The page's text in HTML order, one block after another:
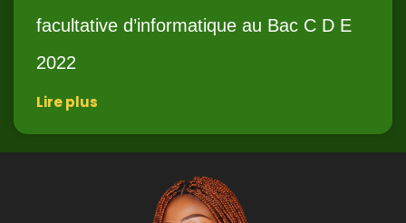
facultative d’informatique au Bac C D E
2022
Lire plus